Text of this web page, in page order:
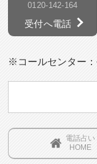
0120-142-164
受付へ電話
※コールセンター
電話占い
HOME